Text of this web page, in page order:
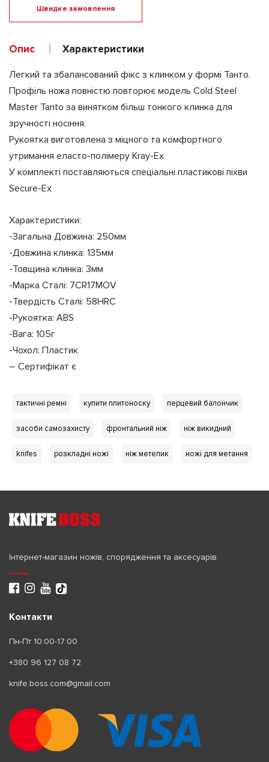
(B131)
Швидке замовлення
Опис Характеристики
Легкий та збалансований фікс з клинком у формі Танто.
Профіль ножа повністю повторює модель Cold Steel
Master Tanto за винятком більш тонкого клинка для
зручності носіння.
Рукоятка виготовлена ​​з міцного та комфортного
утримання еласто-полімеру Kray-Ex
У комплекті поставляються спеціальні пластикові піхви
Secure-Ex
Характеристики:
-Загальна Довжина: 250мм
-Довжина клинка: 135мм
-Товщина клинка: 3мм
-Марка Сталі: 7CR17MOV
-Твердість Сталі: 58HRC
-Рукоятка: ABS
-Вага: 105г
-Чохол: Пластик
– Сертифікат є
тактичні ремні купити плитоноску перцевий балончик
засоби самозахисту фронтальний ніж ніж викидний
knifes розкладні ножі ніж метелик ножі для метання
Інтернет-магазин ножів, спорядження та аксесуарів
Контакти
Пн-Пт 10:00-17:00
+380 96 127 08 72
knife.boss.com@gmail.com